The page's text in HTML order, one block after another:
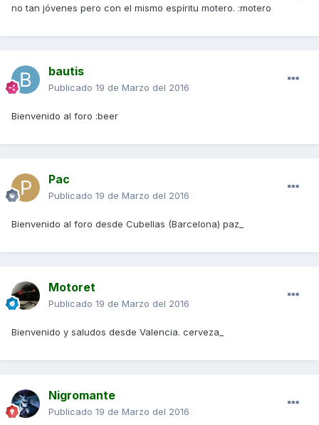
no tan jóvenes pero con el mismo espíritu motero. :motero
bautis
Publicado 19 de Marzo del 2016
Bienvenido al foro :beer
Pac
Publicado 19 de Marzo del 2016
Bienvenido al foro desde Cubellas (Barcelona) paz_
Motoret
Publicado 19 de Marzo del 2016
Bienvenido y saludos desde Valencia. cerveza_
Nigromante
Publicado 19 de Marzo del 2016